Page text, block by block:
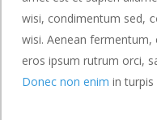
wisi, condimentum sed,
wisi. Aenean
eros ipsum rutrum orci,
Donec non enim in turpis